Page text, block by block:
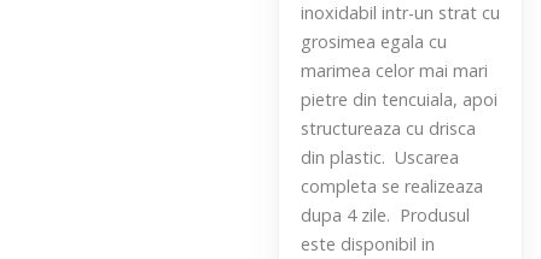
inoxidabil intr-un strat cu
grosimea egala cu
marimea celor mai mari
pietre din tencuiala, apoi
structureaza cu drisca
din plastic. Uscarea
completa se realizeaza
dupa 4 zile. Produsul
este disponibil in